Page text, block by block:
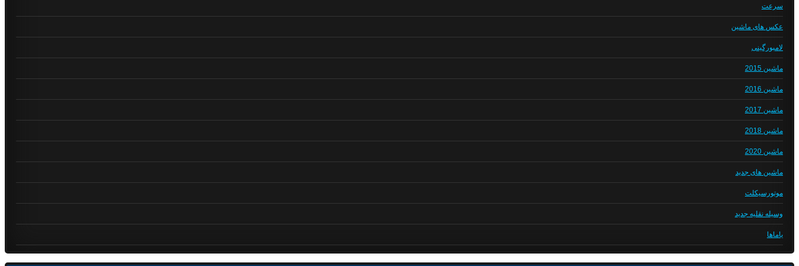
سرعت
عکس های ماشین
لامبورگینی
ماشین 2015
ماشین 2016
ماشین 2017
ماشین 2018
ماشین 2020
ماشین های جدید
موتورسیکلت
وسیله نقلیه جدید
یاماها